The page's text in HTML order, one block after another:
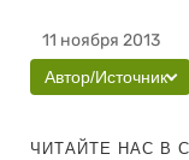
11 ноября 2013
Автор/Источник
ЧИТАЙТЕ НАС В